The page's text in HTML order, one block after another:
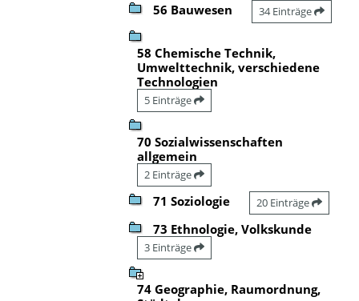
56 Bauwesen 34 Einträge
58 Chemische Technik,
Umwelttechnik, verschiedene
Technologien
5 Einträge
70 Sozialwissenschaften
allgemein
2 Einträge
71 Soziologie 20 Einträge
73 Ethnologie, Volkskunde
3 Einträge
74 Geographie, Raumordnung,